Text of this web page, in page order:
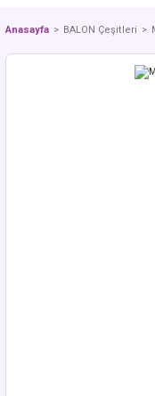
Anasayfa BALON Çeşitleri